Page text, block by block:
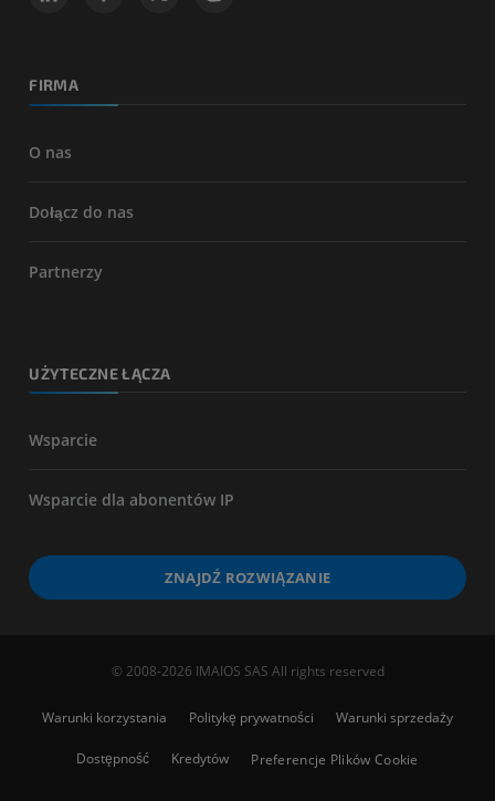
FIRMA
O nas
Dołącz do nas
Partnerzy
UŻYTECZNE ŁĄCZA
Wsparcie
Wsparcie dla abonentów IP
ZNAJDŹ ROZWIĄZANIE
© 2008-2026 IMAIOS SAS All rights reserved
Warunki korzystania Politykę prywatności Warunki sprzedaży
Dostępność Kredytów Preferencje Plików Cookie